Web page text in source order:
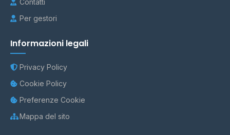
Contatti
Per gestori
Informazioni legali
Privacy Policy
Cookie Policy
Preferenze Cookie
Mappa del sito